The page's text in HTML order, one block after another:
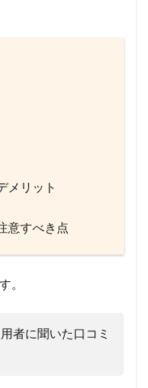
メリット
意すべき点
。
者に聞いた口コミ